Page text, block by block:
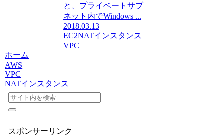
と、プライベートサブ
ネット内でWindows ...
2018.03.13
EC2NATインスタンス
VPC
ホーム
AWS
VPC
NATインスタンス
スポンサーリンク